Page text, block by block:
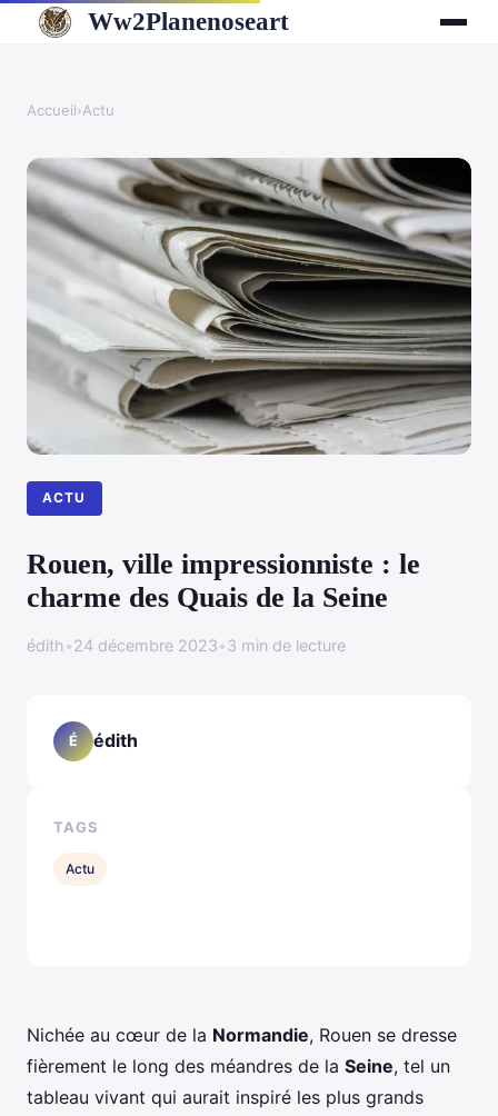
Ww2Planenoseart
Accueil›Actu
ACTU
Rouen, ville impressionniste : le
charme des Quais de la Seine
édith•24 décembre 2023•3 min de lecture
Nichée au cœur de la Normandie, Rouen se dresse
fièrement le long des méandres de la Seine, tel un
tableau vivant qui aurait inspiré les plus grands
É édith
TAGS
Actu